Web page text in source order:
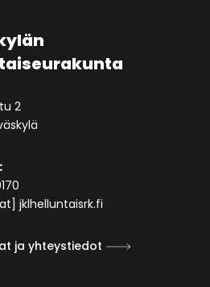
2
jklhelluntaisrk.fi
ja yhteystiedot